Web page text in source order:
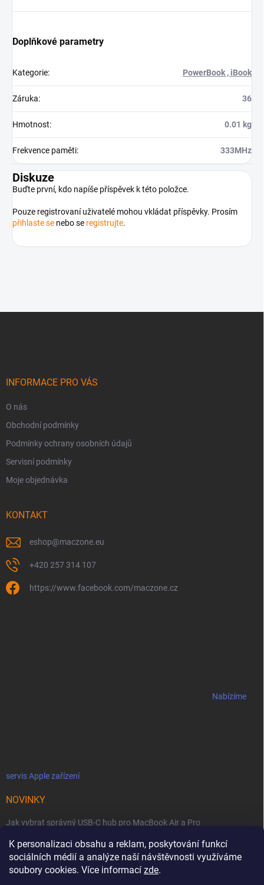
K personalizaci obsahu a reklam, poskytování funkcí
sociálních médií a analýze naší návštěvnosti využíváme
soubory cookies. Více informací zde.
Doplňkové parametry
Kategorie: PowerBook , iBook
Záruka: 36
Hmotnost: 0.01 kg
Frekvence paměti: 333MHz
Diskuze
Buďte první, kdo napíše příspěvek k této položce.
Pouze registrovaní uživatelé mohou vkládat příspěvky. Prosím
přihlaste se nebo se registrujte.
INFORMACE PRO VÁS
O nás
Obchodní podmínky
Podmínky ochrany osobních údajů
Servisní podmínky
Moje objednávka
KONTAKT
eshop@maczone.eu
+420 257 314 107
https://www.facebook.com/maczone.cz
Nabízíme
servis Apple zařízení
NOVINKY
Jak vybrat správný USB-C hub pro MacBook Air a Pro
Jaké podmínky jsou u licencí OWC SoftRAID ?
OWC Thunderbolt 5 Dual 10GbE: Síťová bestie se dvěma 10GbE porty